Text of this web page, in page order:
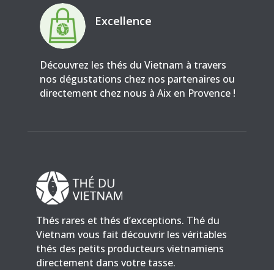
Excellence
Découvrez les thés du Vietnam à travers
nos dégustations chez nos partenaires ou
directement chez nous à Aix en Provence !
Thés rares et thés d’exceptions. Thé du
Vietnam vous fait découvrir les véritables
thés des petits producteurs vietnamiens
directement dans votre tasse.